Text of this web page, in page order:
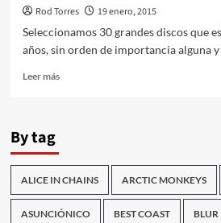
Rod Torres
19 enero, 2015
Seleccionamos 30 grandes discos que
años, sin orden de importancia alguna
Leer másLeer
que
en
este
2015
cumplen
By tag
ALICE IN CHAINS ARCTIC MONKEYS
ASUNCIÓNICO BEST COAST BLUR